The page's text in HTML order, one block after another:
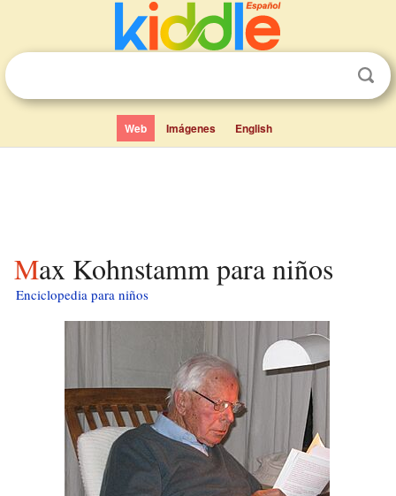
Web Imágenes English
Max Kohnstamm para niños
Enciclopedia para niños